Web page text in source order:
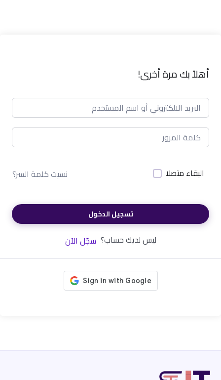
أهلاً بك مرة أخرى!
البقاء متصلا نسيت كلمة السر؟
تسجيل الدخول
ليس لديك حساب؟ سجّل الآن